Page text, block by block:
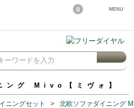
0 MENU
ング Mivo【ミヴォ】
ニングセット 北欧ソファダイニング